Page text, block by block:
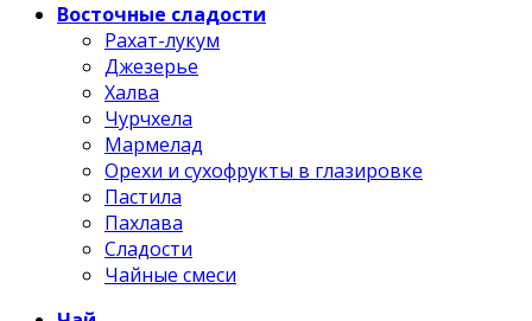
Восточные сладости
Рахат-лукум
Джезерье
Халва
Чурчхела
Мармелад
Орехи и сухофрукты в глазировке
Пастила
Пахлава
Сладости
Чайные смеси